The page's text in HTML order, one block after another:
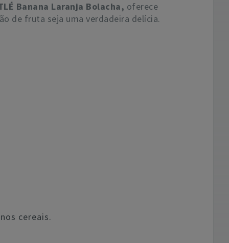
Banana Laranja Bolacha, oferece
de fruta seja uma verdadeira delícia.
cereais.